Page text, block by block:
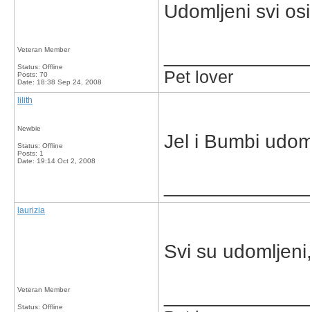
Veteran Member
Status: Offline
Posts: 70
Date: 18:38 Sep 24, 2008
Udomljeni svi
Pet lover
lilith
Newbie
Status: Offline
Posts: 1
Date: 19:14 Oct 2, 2008
Jel i Bumbi
laurizia
Veteran Member
Status: Offline
Svi su